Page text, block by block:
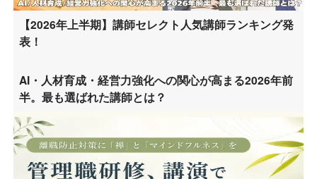
【2026年上半期】講師セレクト人気講師ランキング発
表！
AI・人材育成・経営力強化への関心が高まる2026年前
半。最も選ばれた講師とは？